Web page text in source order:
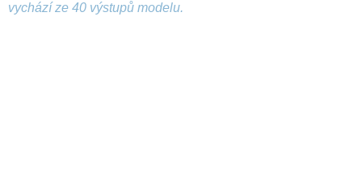
vychází ze 40 výstupů modelu.